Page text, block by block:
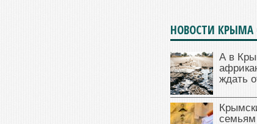
НОВОСТИ КРЫМА
А в
ждать